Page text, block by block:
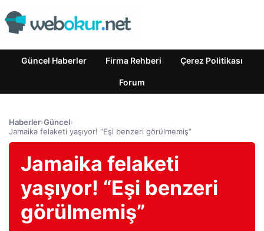
Güncel Haberler Firma Rehberi Çerez Politikası
Forum
Haberler›Güncel›
Jamaika felaketi yaşıyor! “Eşi benzeri görülmemiş”
Jamaika felaketi
yaşıyor! “Eşi benzeri
görülmemiş”